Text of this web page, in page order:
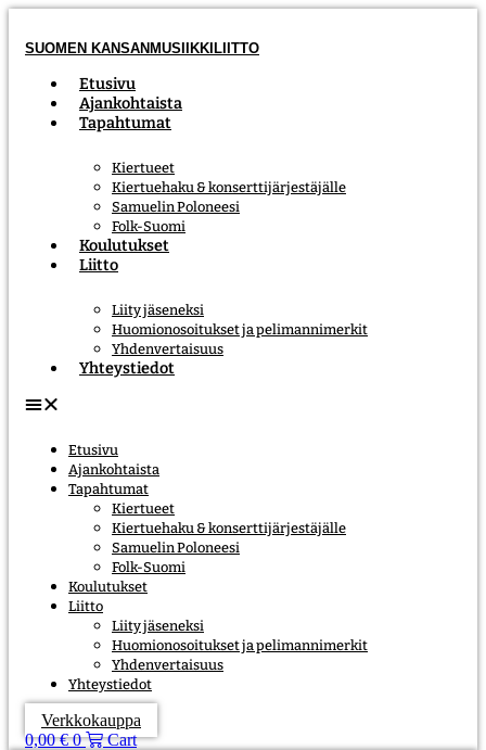
SUOMEN KANSANMUSIIKKILIITTO
Etusivu
Ajankohtaista
Tapahtumat
Kiertueet
Kiertuehaku & konserttijärjestäjälle
Samuelin Poloneesi
Folk-Suomi
Koulutukset
Liitto
Liity jäseneksi
Huomionosoitukset ja pelimannimerkit
Yhdenvertaisuus
Yhteystiedot
Etusivu
Ajankohtaista
Tapahtumat
Kiertueet
Kiertuehaku & konserttijärjestäjälle
Samuelin Poloneesi
Folk-Suomi
Koulutukset
Liitto
Liity jäseneksi
Huomionosoitukset ja pelimannimerkit
Yhdenvertaisuus
Yhteystiedot
Verkkokauppa
0,00€ 0 Cart